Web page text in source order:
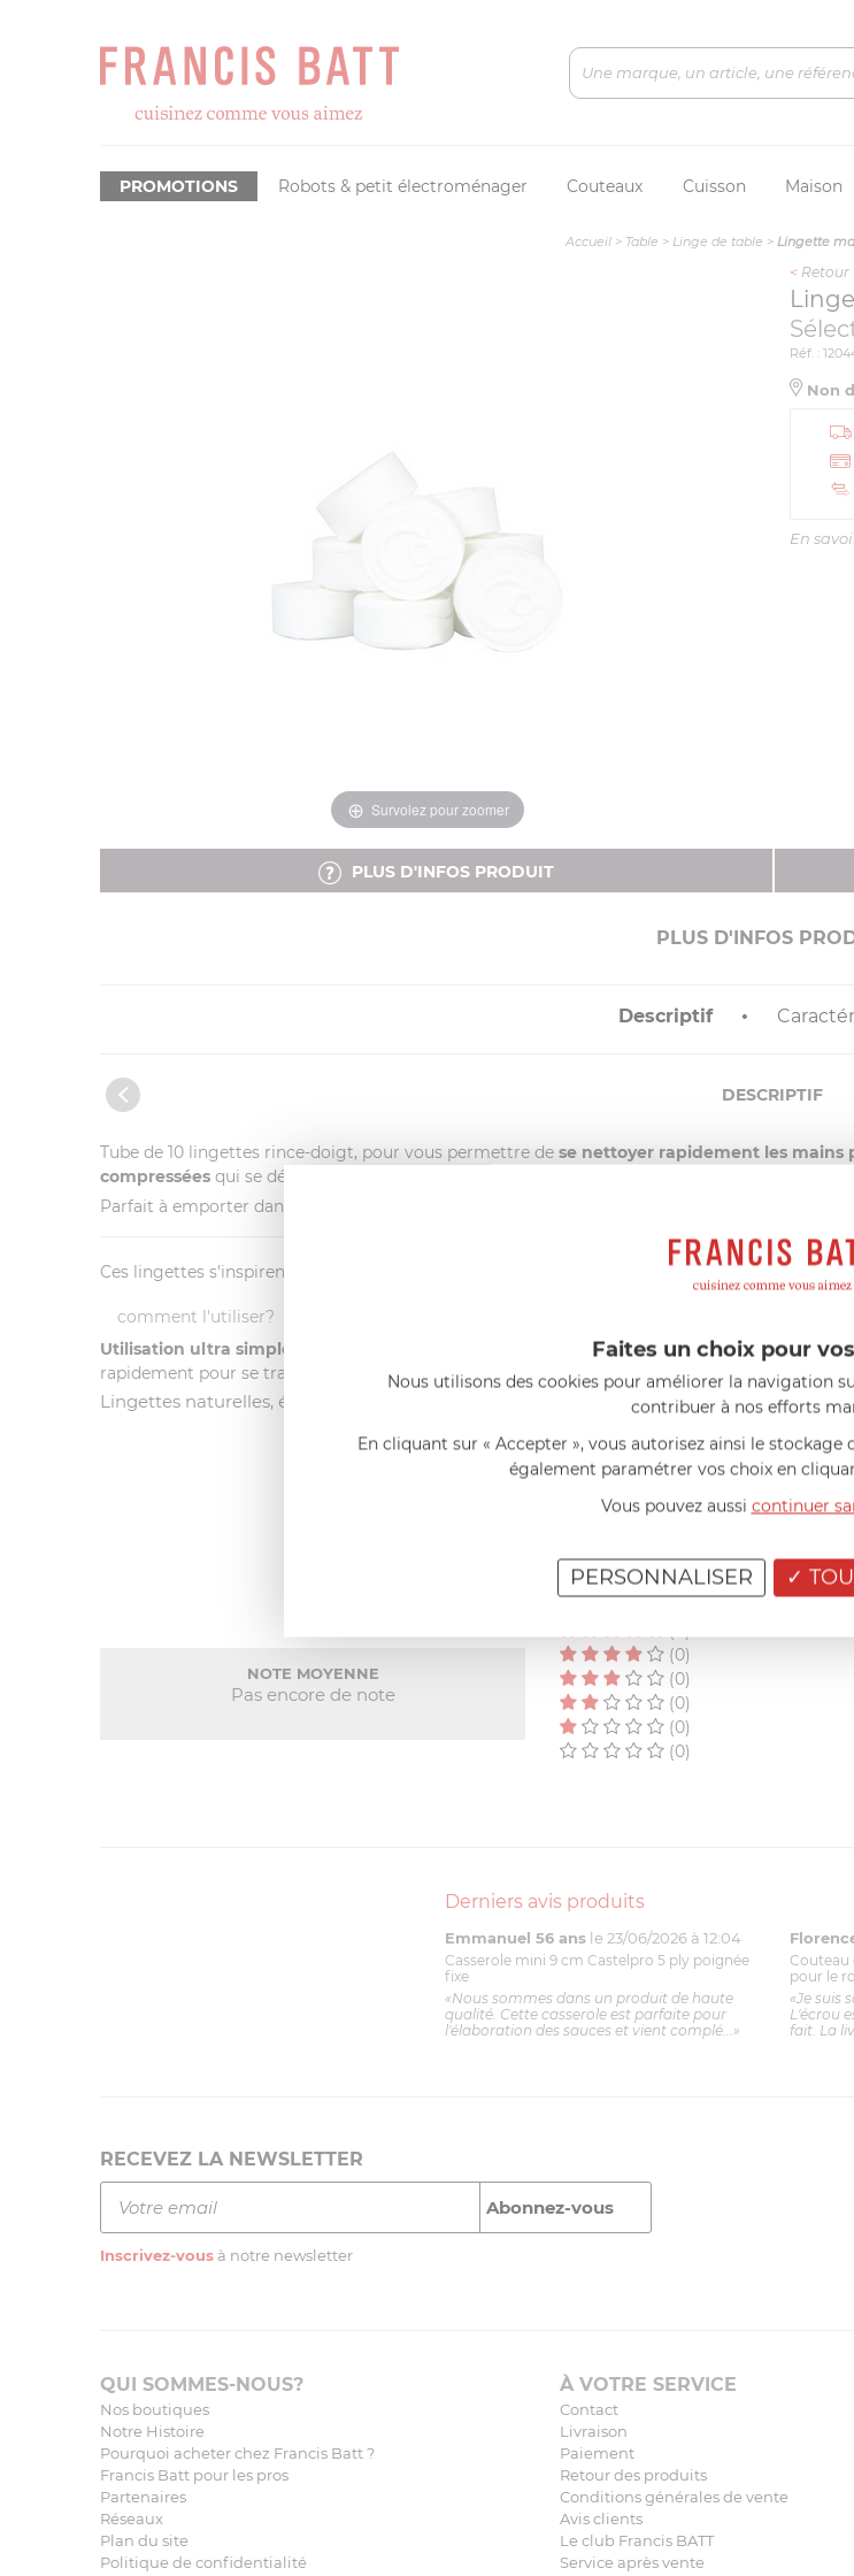
Robots & petit électroménager Couteaux Cuisson Maison
PROMOTIONS
Accueil > Table > Linge de table > Lingette
Survolez pour zoomer
< Retour
Réf. :
Non
En
PLUS D'INFOS PRODUIT
PLUS D'INFOS
Descriptif
DESCRIPTIF
Tube de 10 lingettes rince-doigt, pour vous permettre de se nettoyer rapidement les mains
compressées qui se déplient en un clin d'oeil pour se transformer en une serviette nettoyante.
Parfait à emporter dans son sac, boîte à gants, tiroir de bureau ....
Ces lingettes s'inspirent des lingettes Oshibori venues du Japon. Chaque convive pourra
comment l'utiliser?
Utilisation ultra simple
: il suffit de verser quelques gouttes d'eau, parfumée ou non, sur la
rapidement pour se transformer en uneserviette 24 x 24.
Lingettes naturelles, écologiques et biodégradables !
AVIS CLIENT
NOTE MOYENNE
Pas encore de note
(0)
(0)
(0)
(0)
(0)
Derniers avis produits
Emmanuel 56 ans le 23/06/2026 à 12:04
Casserole mini 9 cm Castelpro 5 ply poignée
fixe
«Nous sommes dans un produit de haute
qualité. Cette casserole est parfaite pour
l'élaboration des sauces et vient complé...»
Couteau
pour le
«Je suis
L'écrou
fait. La
RECEVEZ LA NEWSLETTER
Inscrivez-vous à notre newsletter
QUI SOMMES-NOUS?
Nos boutiques
Notre Histoire
Pourquoi acheter chez Francis Batt ?
Francis Batt pour les pros
Partenaires
Réseaux
Plan du site
Politique de confidentialité
À VOTRE SERVICE
Contact
Livraison
Paiement
Retour des produits
Conditions générales de vente
Avis clients
Le club Francis BATT
Service après vente
Faites un choix pour
Nous utilisons des cookies pour améliorer la navigation
contribuer à nos efforts
En cliquant sur « Accepter », vous autorisez ainsi le stockage
également paramétrer vos choix en
Vous pouvez aussi continuer
PERSONNALISER